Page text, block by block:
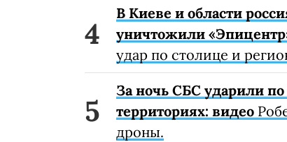
В Киеве и области
уничтожили
удар по столице и
За ночь СБС ударили
территориях: видео
дроны.